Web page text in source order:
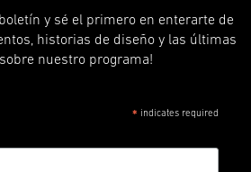
y sé el primero en enterarte de
historias de diseño y las últimas
nuestro programa!
* indicates required